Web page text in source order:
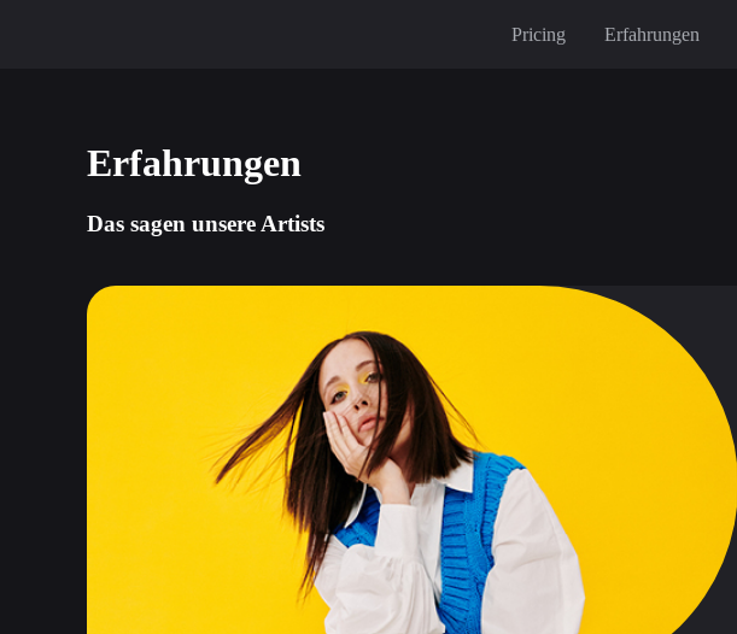
Pricing Erfahrungen
Erfahrungen
Das sagen unsere Artists